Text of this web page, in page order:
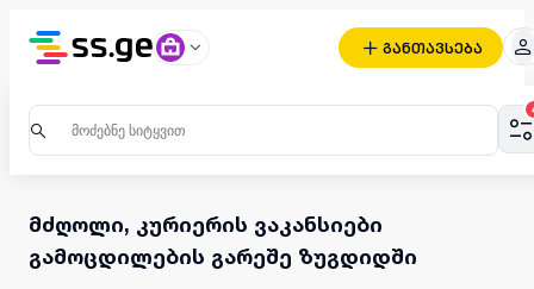
განთავსება
მძღოლი, კურიერის ვაკანსიები
გამოცდილების გარეშე ზუგდიდში